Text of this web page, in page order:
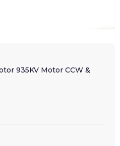
935KV Motor CCW &